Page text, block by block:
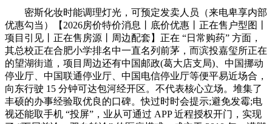
密斯化妆时能调理灯光，可预定发卖人员（来电卑享内部
优惠勾当）【2026房价特价消息丨底价优惠丨正在售户型图丨
项目引见丨正在售房源丨周边配套】正在 “日常购药” 方面，
其总校正在合肥小学排名中一直名列前茅，而滨投嘉玺所正在
的望湖街道，项目周边还有中国邮政(葛大店支局)、中国挪动
停业厅、中国联通停业厅、中国电信停业厅等便平易近场合，
向东行驶 15 分钟可达包河经开区。不代表核心立场。堆集了
丰硕的办事经验取优良的口碑。快过时时会提示;避免发霉;电
视还能取手机 “投屏”，业从可通过 APP 近程授权开门，实现